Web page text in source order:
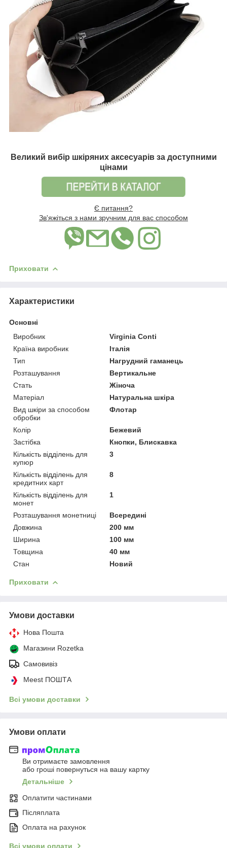
Великий вибір шкіряних аксесуарів за доступними
цінами
Є питання?
Зв'яжіться з нами зручним для вас способом
Приховати
Характеристики
Основні
Виробник
Virginia Conti
Країна виробник
Італія
Тип
Нагрудний гаманець
Розташування
Вертикальне
Стать
Жіноча
Матеріал
Натуральна шкіра
Вид шкіри за способом
обробки
Флотар
Колір
Бежевий
Застібка
Кнопки, Блискавка
Кількість відділень для
купюр
3
Кількість відділень для
кредитних карт
8
Кількість відділень для
монет
1
Розташування монетниці
Всередині
Довжина
200 мм
Ширина
100 мм
Товщина
40 мм
Стан
Новий
Приховати
Умови доставки
Нова Пошта
Магазини Rozetka
Самовивіз
Meest ПОШТА
Всі умови доставки
Умови оплати
Ви отримаєте замовлення
або гроші повернуться на вашу картку
Детальніше
Оплатити частинами
Післяплата
Оплата на рахунок
Всі умови оплати